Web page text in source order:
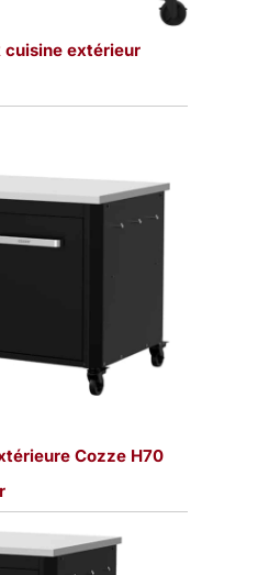
cuisine extérieur
Cozze H70